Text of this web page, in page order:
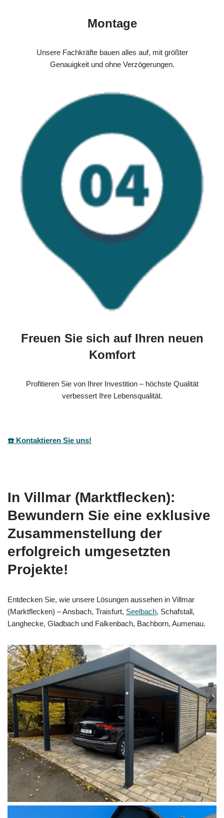
Montage
Unsere Fachkräfte bauen alles auf, mit größter
Genauigkeit und ohne Verzögerungen.
Freuen Sie sich auf Ihren neuen
Komfort
Profitieren Sie von Ihrer Investition – höchste Qualität
verbessert Ihre Lebensqualität.
☎️ Kontaktieren Sie uns!
In Villmar (Marktflecken):
Bewundern Sie eine exklusive
Zusammenstellung der
erfolgreich umgesetzten
Projekte!
Entdecken Sie, wie unsere Lösungen aussehen in Villmar
(Marktflecken) – Ansbach, Traisfurt, Seelbach, Schafstall,
Langhecke, Gladbach und Falkenbach, Bachborn, Aumenau.